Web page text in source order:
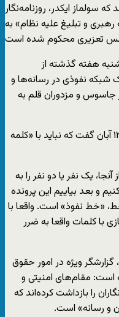
سولماز ایکدر، روزنامه‌نگار
رهبری و تبلیغ علیه نظام» به
هفته گذشته از
شبکه نفوذی در رسانه‌ها و
و مزدوران قلم به
این در حالی است که حسن روحانی روز ۱۳ آبان گفت که نباید با «کلمه
یک نفر یا دو نفر را به
و بعد بیاییم این پرونده
«خط نفوذ» است. واقعا با
با کلمات واقعا به ضرر
ویژه در امور حقوق
است: مقام‌های امنیتی و
را بازداشت کرده‌اند که
و رسانه» است.